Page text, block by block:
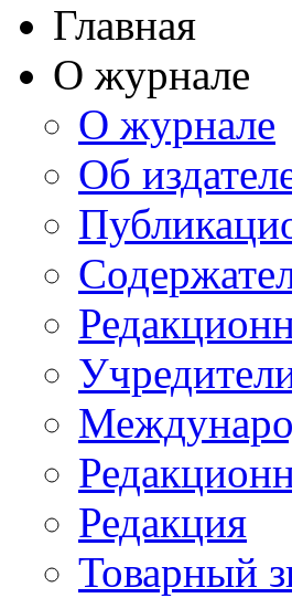
Главная
О журнале
О журнале
Об
Редакция
Товарный